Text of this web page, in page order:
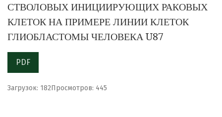
СТВОЛОВЫХ ИНИЦИИРУЮЩИХ РАКОВЫХ
КЛЕТОК НА ПРИМЕРЕ ЛИНИИ КЛЕТОК
ГЛИОБЛАСТОМЫ ЧЕЛОВЕКА U87
PDF
Загрузок: 182Просмотров: 445